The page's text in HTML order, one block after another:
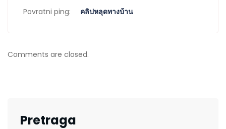
Povratni ping: คลิปหลุดทางบ้าน
Comments are closed.
Pretraga